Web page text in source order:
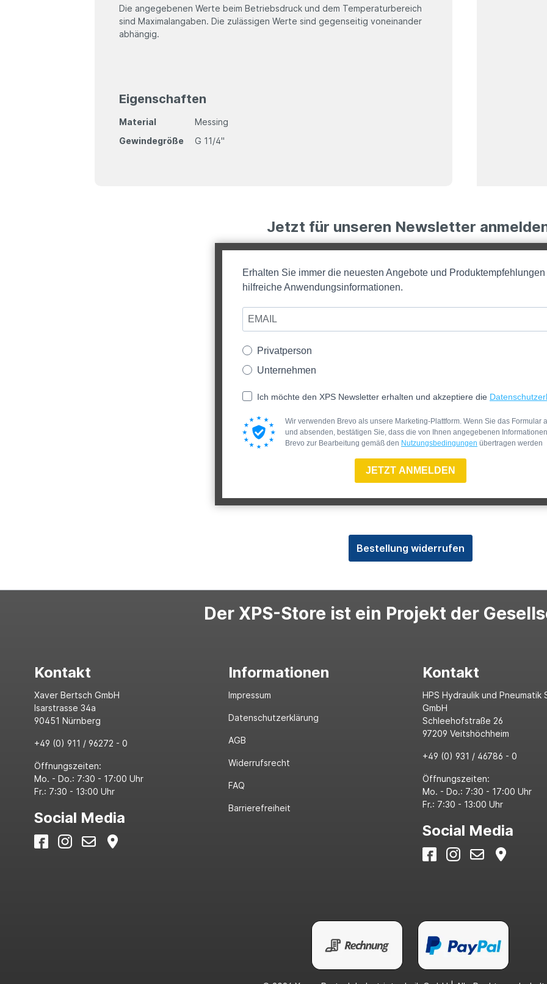
Die angegebenen Werte beim Betriebsdruck und dem Temperaturbereich
sind Maximalangaben. Die zulässigen Werte sind gegenseitig voneinander
abhängig.
Eigenschaften
Material
Messing
Gewindegröße
G 11/4"
Jetzt für unseren Newsletter
Erhalten Sie immer die neuesten Angebote und
hilfreiche Anwendungsinformationen.
Privatperson
Unternehmen
Ich möchte den XPS Newsletter erhalten und akzeptiere die
Wir verwenden Brevo als unsere Marketing-Plattform. Wenn Sie das Formular
und absenden, bestätigen Sie, dass die von Ihnen angegebenen
Brevo zur Bearbeitung gemäß den Nutzungsbedingungen übertragen werden
JETZT ANMELDEN
Bestellung widerrufen
Der XPS-Store ist ein Projekt der
Kontakt
Xaver Bertsch GmbH
Isarstrasse 34a
90451 Nürnberg
+49 (0) 911 / 96272 - 0
Öffnungszeiten:
Mo. - Do.: 7:30 - 17:00 Uhr
Fr.: 7:30 - 13:00 Uhr
Social Media
Informationen
Impressum
Datenschutzerklärung
AGB
Widerrufsrecht
FAQ
Barrierefreiheit
Kontakt
HPS Hydraulik und Pneumatik
GmbH
Schleehofstraße 26
97209 Veitshöchheim
+49 (0) 931 / 46786 - 0
Öffnungszeiten:
Mo. - Do.: 7:30 - 17:00 Uhr
Fr.: 7:30 - 13:00 Uhr
Social Media